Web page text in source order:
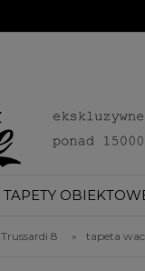
TAPETY
Trussardi 8 » tapeta